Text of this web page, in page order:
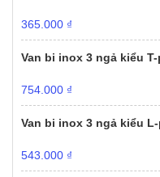
365.000 ₫
Van bi inox 3 ngả kiểu
754.000 ₫
Van bi inox 3 ngả kiểu
543.000 ₫